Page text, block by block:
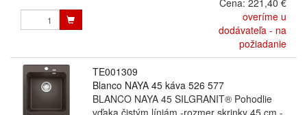
Cena: 221,40 €
overíme u
dodávateľa - na
požiadanie
TE001309
Blanco NAYA 45 káva 526 577
BLANCO NAYA 45 SILGRANIT® Pohodlie
vďaka čistým líniám -rozmer skrinky 45 cm -